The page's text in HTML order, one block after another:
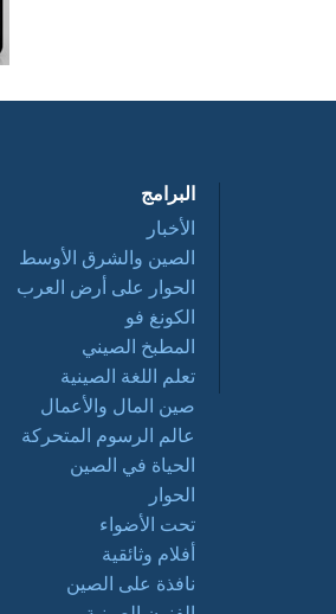
البرامج
الأخبار
الصين والشرق الأوسط
الحوار على أرض العرب
الكونغ فو
المطبخ الصيني
تعلم اللغة الصينية
صين المال والأعمال
عالم الرسوم المتحركة
الحياة في الصين
الحوار
تحت الأضواء
أفلام وثائقية
نافذة على الصين